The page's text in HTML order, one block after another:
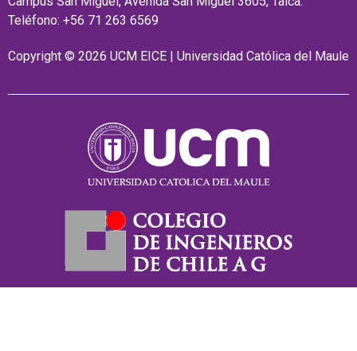
Teléfono: +56 71 263 6569
Copyright © 2026 UCM EICE | Universidad Católica del Maule